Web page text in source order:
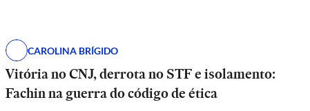
CAROLINA BRÍGIDO
Vitória no CNJ, derrota no STF e isolamento:
Fachin na guerra do código de ética